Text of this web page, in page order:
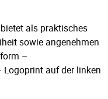
als praktisches
sowie angenehmen
–
auf der linken